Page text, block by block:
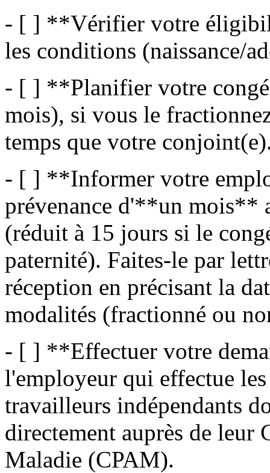
- [ ] **Vérifier votre
les conditions (naissance/
- [ ] **Planifier votre
mois), si vous le
temps que votre
- [ ] **Informer votre
prévenance d'**un mois**
(réduit à 15 jours si le
paternité). Faites-le par
réception en précisant la
modalités (fractionné ou
- [ ] **Effectuer votre
l'employeur qui effectue
travailleurs indépendants
directement auprès de leur
Maladie (CPAM).